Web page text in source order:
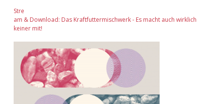
Stre
am & Download: Das Kraftfuttermischwerk - Es macht auch wirklich
keiner mit!